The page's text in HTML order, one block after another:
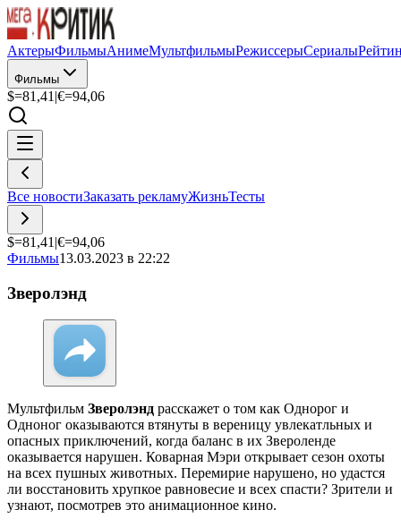
АктерыФильмыАнимеМультфильмыРежиссерыСериалы
Фильмы
$=81,41 |€=94,06
Все новостиЗаказать рекламуЖизньТесты
$=81,41 |€=94,06
Фильмы13.03.2023 в 22:22
Зверолэнд
Мультфильм Зверолэнд расскажет о том как Однорог и
Одноног оказываются втянуты в вереницу увлекатльных и
опасных приключений, когда баланс в их Звероленде
оказывается нарушен. Коварная Мэри открывает сезон охоты
на всех пушных животных. Перемирие нарушено, но удастся
ли восстановить хрупкое равновесие и всех спасти? Зрители и
узнают, посмотрев это анимационное кино.